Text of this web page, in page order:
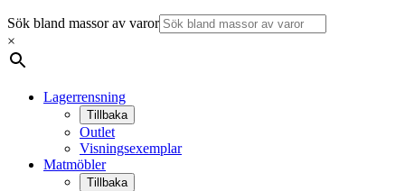
Sök bland massor av varor
×
Lagerrensning
Tillbaka
Outlet
Visningsexemplar
Matmöbler
Tillbaka